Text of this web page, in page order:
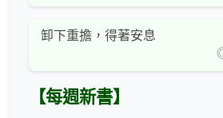
卸下重擔，得著安息
◎
【每週新書】